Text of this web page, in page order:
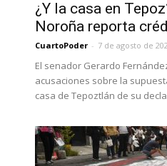
¿Y la casa en
Noroña reporta
CuartoPoder - 7 de agosto de
El senador Gerardo
acusaciones sobre la
casa de Tepoztlán de su